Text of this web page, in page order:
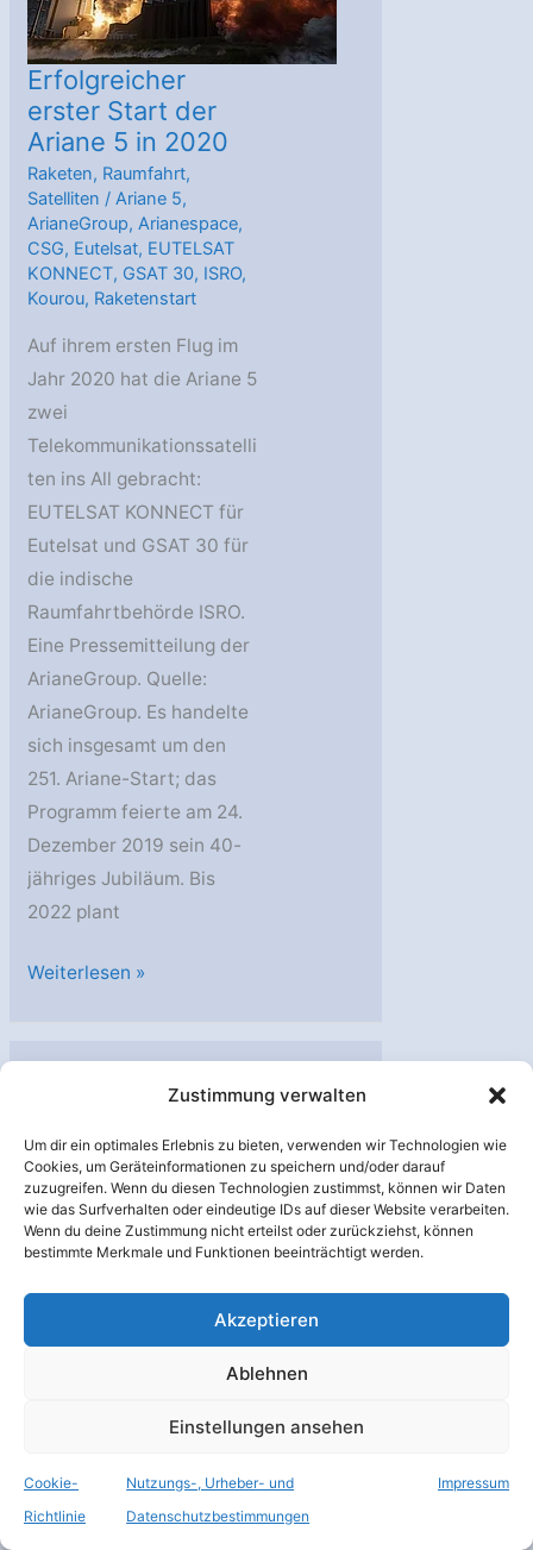
Zustimmung verwalten
Um dir ein optimales Erlebnis zu bieten, verwenden wir Technologien wie
Cookies, um Geräteinformationen zu speichern und/oder darauf
zuzugreifen. Wenn du diesen Technologien zustimmst, können wir Daten
wie das Surfverhalten oder eindeutige IDs auf dieser Website verarbeiten.
Wenn du deine Zustimmung nicht erteilst oder zurückziehst, können
bestimmte Merkmale und Funktionen beeinträchtigt werden.
Akzeptieren
Ablehnen
Einstellungen ansehen
Cookie-
Richtlinie
Nutzungs-, Urheber- und
Datenschutzbestimmungen
Impressum
Erfolgreicher
erster Start der
Ariane 5 in 2020
Raketen, Raumfahrt,
Satelliten /Ariane 5,
ArianeGroup,Arianespace,
CSG, Eutelsat, EUTELSAT
KONNECT, GSAT 30, ISRO,
Kourou, Raketenstart
Auf ihrem ersten Flug im
Jahr 2020 hat die Ariane 5
zwei
Telekommunikationssatelli
ten ins All gebracht:
EUTELSAT KONNECT für
Eutelsat und GSAT 30 für
die indische
Raumfahrtbehörde ISRO.
Eine Pressemitteilung der
ArianeGroup. Quelle:
ArianeGroup. Es handelte
sich insgesamt um den
251. Ariane-Start; das
Programm feierte am 24.
Dezember 2019 sein 40-
jähriges Jubiläum. Bis
2022 plant
Erfolgreicher
5
in
2020
Weiterlesen »
Startaufträge für
CNES,
KONNECT
Eutelsat
QUANTUM
,GSAT 30 , ISRO